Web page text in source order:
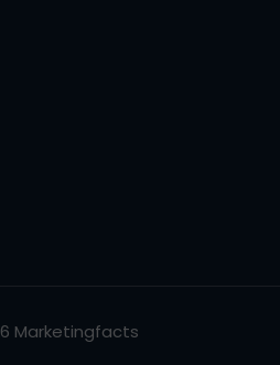
Marketingfacts